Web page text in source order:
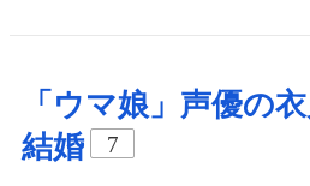
「ウマ娘」声優の
結婚
7